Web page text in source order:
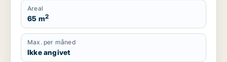
Areal
65 m2
Max. per måned
Ikke angivet